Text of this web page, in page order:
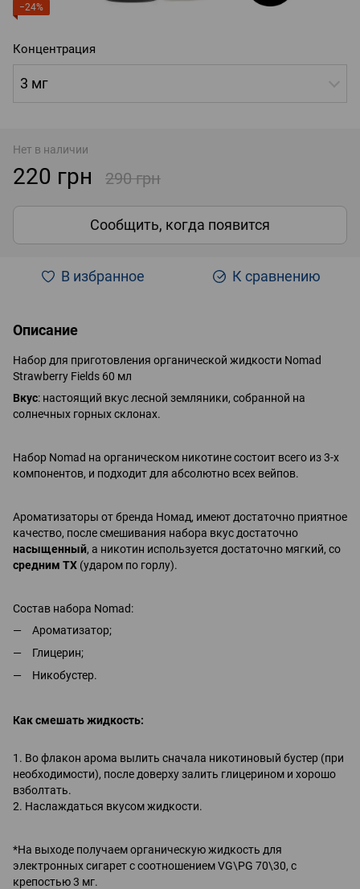
−24%
Концентрация
3 мг
Нет в наличии
220 грн 290 грн
Сообщить, когда появится
В избранное К сравнению
Описание
Набор для приготовления органической жидкости Nomad
Strawberry Fields 60 мл
Вкус: настоящий вкус лесной земляники, собранной на
солнечных горных склонах.
Набор Nomad на органическом никотине состоит всего из 3-х
компонентов, и подходит для абсолютно всех вейпов.
Ароматизаторы от бренда Номад, имеют достаточно приятное
качество, после смешивания набора вкус достаточно
насыщенный, а никотин используется достаточно мягкий, со
средним ТХ (ударом по горлу).
Состав набора Nomad:
Ароматизатор;
Глицерин;
Никобустер.
Как смешать жидкость:
1. Во флакон арома вылить сначала никотиновый бустер (при
необходимости), после доверху залить глицерином и хорошо
взболтать.
2. Наслаждаться вкусом жидкости.
*На выходе получаем органическую жидкость для
электронных сигарет с соотношением VG\PG 70\30, с
крепостью 3 мг.